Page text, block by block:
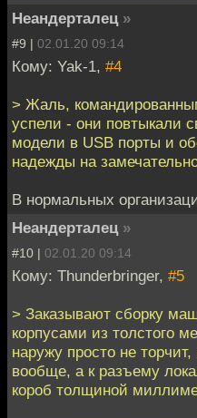
Неандерталец »
#9 | 02.01.20 09:14
Кому: Yak-1, #4
> Жаль,
успели - они повтыкали
модели в USB порты и
надежды на
В нормальных
Неандерталец »
#10 | 02.01.20 09:14
Кому: Thunderbringer, #5
> Заказывают сборку
корпусами из толстого
наружу просто не
вообще, а к разъему
короб толщиной